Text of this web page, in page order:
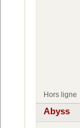
Hors ligne
Abyss